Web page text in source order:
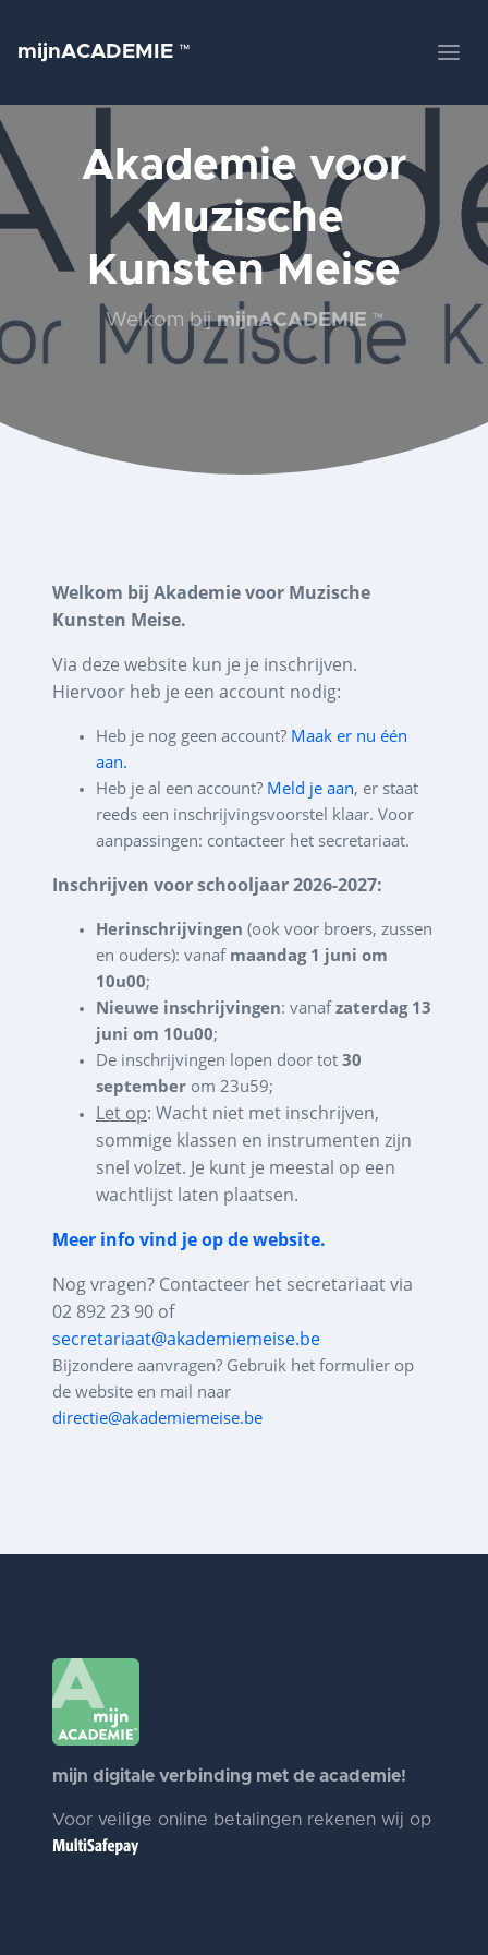
mijnACADEMIE ™
Akademie voor
Muzische
Kunsten Meise
Welkom bijmijnACADEMIE ™
Welkom bij Akademie voor Muzische
Kunsten Meise.
Via deze website kun je je inschrijven.
Hiervoor heb je een account nodig:
Heb je nog geen account? Maak er nu één
aan.
Heb je al een account? Meld je aan, er staat
reeds een inschrijvingsvoorstel klaar. Voor
aanpassingen: contacteer het secretariaat.
Inschrijven voor schooljaar 2026-2027:
Herinschrijvingen (ook voor broers, zussen
en ouders): vanaf maandag 1 juni om
10u00;
Nieuwe inschrijvingen: vanafzaterdag 13
juni om 10u00;
De inschrijvingen lopen door tot 30
september om 23u59;
Let op: Wacht niet met inschrijven,
sommige klassen en instrumenten zijn
snel volzet. Je kunt je meestal op een
wachtlijst laten plaatsen.
Meer info vind je op de website.
Nog vragen? Contacteer het secretariaat via
02 892 23 90 of
secretariaat@akademiemeise.be
Bijzondere aanvragen? Gebruik het formulier op
de website en mail naar
directie@akademiemeise.be
mijn digitale verbinding met de academie!
Voor veilige online betalingen rekenen wij op